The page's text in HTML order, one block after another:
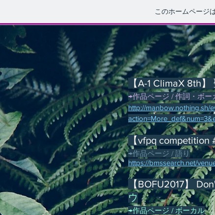
このホームページ
【A-1 ClimaX 8th
→作品ページ / 作詞・ボー
http://manbow.nothing.sh/
【vfpq
→作品ページ / 語り
https://bmssearch.net/
【BOFU2017】
ウ
→作品ページ / ボーカル